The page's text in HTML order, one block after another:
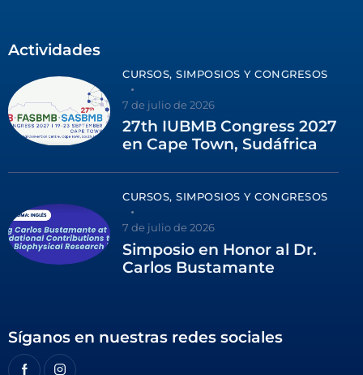
Actividades
CURSOS, SIMPOSIOS Y CONGRESOS
7 de julio de 2026
27th IUBMB Congress 2027
en Cape Town, Sudáfrica
CURSOS, SIMPOSIOS Y CONGRESOS
7 de julio de 2026
Simposio en Honor al Dr.
Carlos Bustamante
Síganos en nuestras redes sociales